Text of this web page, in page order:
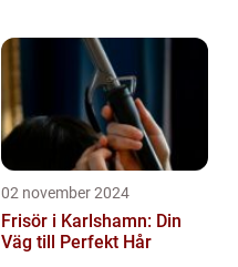
02 november 2024
Frisör i Karlshamn: Din
Väg till Perfekt Hår